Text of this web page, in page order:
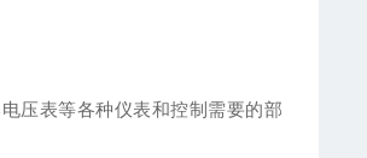
压表等各种仪表和控制需要的部